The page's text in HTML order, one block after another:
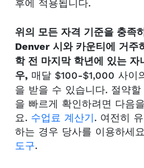
후에 적용됩니다.
위의 모든 자격 기준을 충족
Denver 시와 카운티에 거주
학 전 마지막 학년에 있는 자
우, 매달 $100-$1,000 사이
을 받을 수 있습니다. 절약
을 빠르게 확인하려면 다음
요. 수업료 계산기. 여전히
하는 경우 당사를 이용하세
도구.